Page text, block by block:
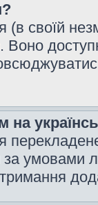
своїй
. Воно
на
умовами